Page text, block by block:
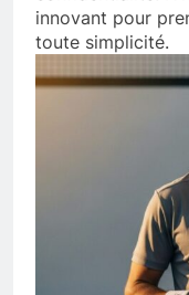
innovant pour
toute simplicité.